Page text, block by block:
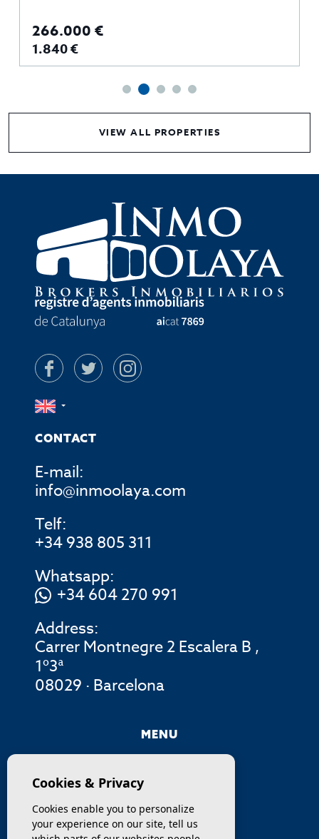
266.000 €
1.840 €
VIEW ALL PROPERTIES
CONTACT
E-mail:
info@inmoolaya.com
Telf:
+34 938 805 311
Whatsapp:
+34 604 270 991
Address:
Carrer Montnegre 2 Escalera B ,
1º3ª
08029 · Barcelona
MENU
PROPERTIES
Cookies & Privacy
Cookies enable you to personalize
your experience on our site, tell us